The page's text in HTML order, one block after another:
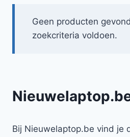
Geen producten
zoekcriteria voldoen.
Bij Nieuwelaptop.be vind je